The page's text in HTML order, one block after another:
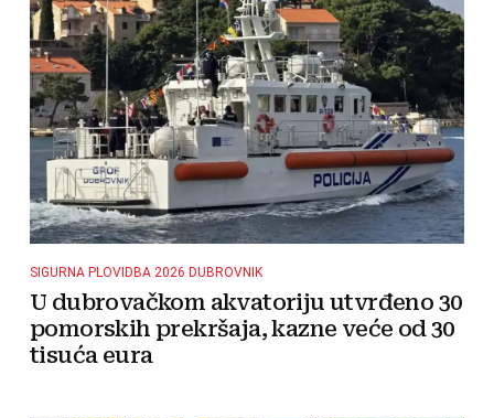
SIGURNA PLOVIDBA 2026 DUBROVNIK
U dubrovačkom akvatoriju utvrđeno 30
pomorskih prekršaja, kazne veće od 30
tisuća eura